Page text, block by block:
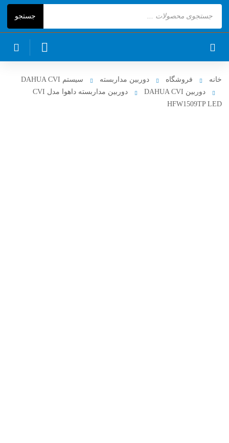
جستجو
خانه فروشگاه دوربین مداربسته
سیستم DAHUA CVI
دوربین DAHUA CVI
دوربین مداربسته داهوا مدل CVI
HFW1509TP LED